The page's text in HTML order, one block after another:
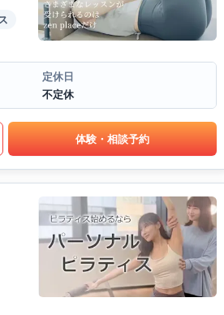
定休日
不定休
体験・相談予約